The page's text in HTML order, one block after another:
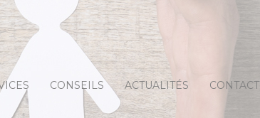
le
CONSEILS
La conservation des
ACTUALITÉS CONTACT